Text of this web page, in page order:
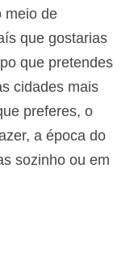
meio de
que gostarias
que pretendes
cidades mais
preferes, o
a época do
sozinho ou em